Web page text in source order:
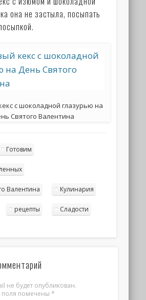
она не застыла, посыпать
с шоколадной глазурью на
Святого Валентина
Готовим
Валентина Кулинария
рецепты Сладости
не будет опубликован.
помечены *